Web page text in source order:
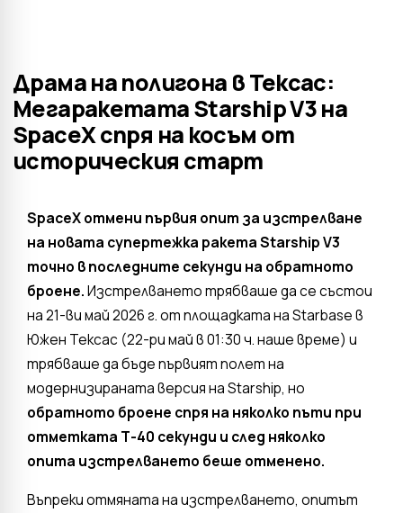
Драма на полигона в Тексас:
Мегаракетата Starship V3 на
SpaceX спря на косъм от
историческия старт
SpaceX отмени първия опит за изстрелване
на новата супертежка ракета Starship V3
точно в последните секунди на обратното
броене.Изстрелването трябваше да се състои
на 21-ви май 2026 г. от площадката на Starbase в
Южен Тексас (22-ри май в 01:30 ч. наше време) и
трябваше да бъде първият полет на
модернизираната версия на Starship, но
обратното броене спря на няколко пъти при
отметката Т-40 секунди и след няколко
опита изстрелването беше отменено.
Въпреки отмяната на изстрелването, опитът